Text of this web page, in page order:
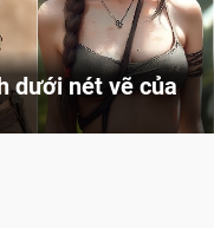
dưới nét vẽ của